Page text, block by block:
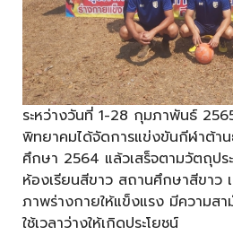
ระหว่างวันที่ 1-28 กุมภาพันธ์
พิทยาคมได้จัดการแข่งขันกีฬาต้า
ศึกษา 2564 แล้วเสร็จตามวัตถุปร
ห้องเรียนสีขาว สถานศึกษาสีขาว
ภาพร่างกายให้แข็งแรง มีความสา
ใช้เวลาว่างให้เกิดประโยชน์